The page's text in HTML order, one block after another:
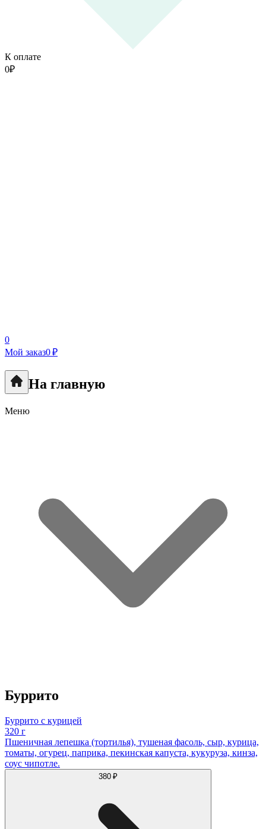
К оплате
0₽
0
Мой заказ0 ₽
На главную
Меню
Буррито
Буррито с курицей
320 г
Пшеничная лепешка (тортилья), тушеная фасоль, сыр, курица,
томаты, огурец, паприка, пекинская капуста, кукуруза, кинза,
соус чипотле.
380 ₽